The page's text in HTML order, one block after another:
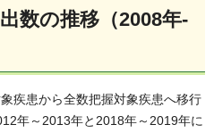
数の推移（2008年-
疾患から全数把握対象疾患へ移行
年～2013年と2018年～2019年に